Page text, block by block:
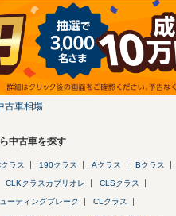
古車相場
中古車を探す
ラス 190クラス Aクラス Bクラス
CLKクラスカブリオレ CLSクラス
ーティングブレーク CLクラス